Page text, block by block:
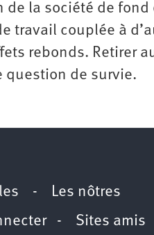
la société de
travail couplée à
rebonds. Retirer
question de survie.
- Les nôtres
- Sites amis